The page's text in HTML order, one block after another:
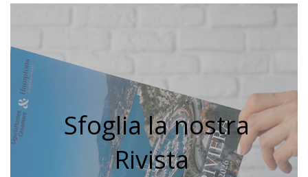
Sfoglia la nostra
Rivista